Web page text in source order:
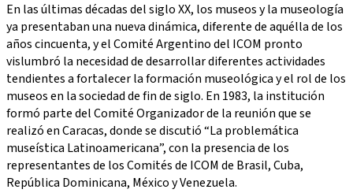
En las últimas décadas del siglo XX, los museos y la museología
ya presentaban una nueva dinámica, diferente de aquélla de los
años cincuenta, y el Comité Argentino del ICOM pronto
vislumbró la necesidad de desarrollar diferentes actividades
tendientes a fortalecer la formación museológica y el rol de los
museos en la sociedad de fin de siglo. En 1983, la institución
formó parte del Comité Organizador de la reunión que se
realizó en Caracas, donde se discutió “La problemática
museística Latinoamericana”, con la presencia de los
representantes de los Comités de ICOM de Brasil, Cuba,
República Dominicana, México y Venezuela.